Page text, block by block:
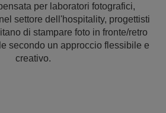
per laboratori fotografici,
settore dell'hospitality, progettisti
di stampare foto in fronte/retro
secondo un approccio flessibile e
creativo.